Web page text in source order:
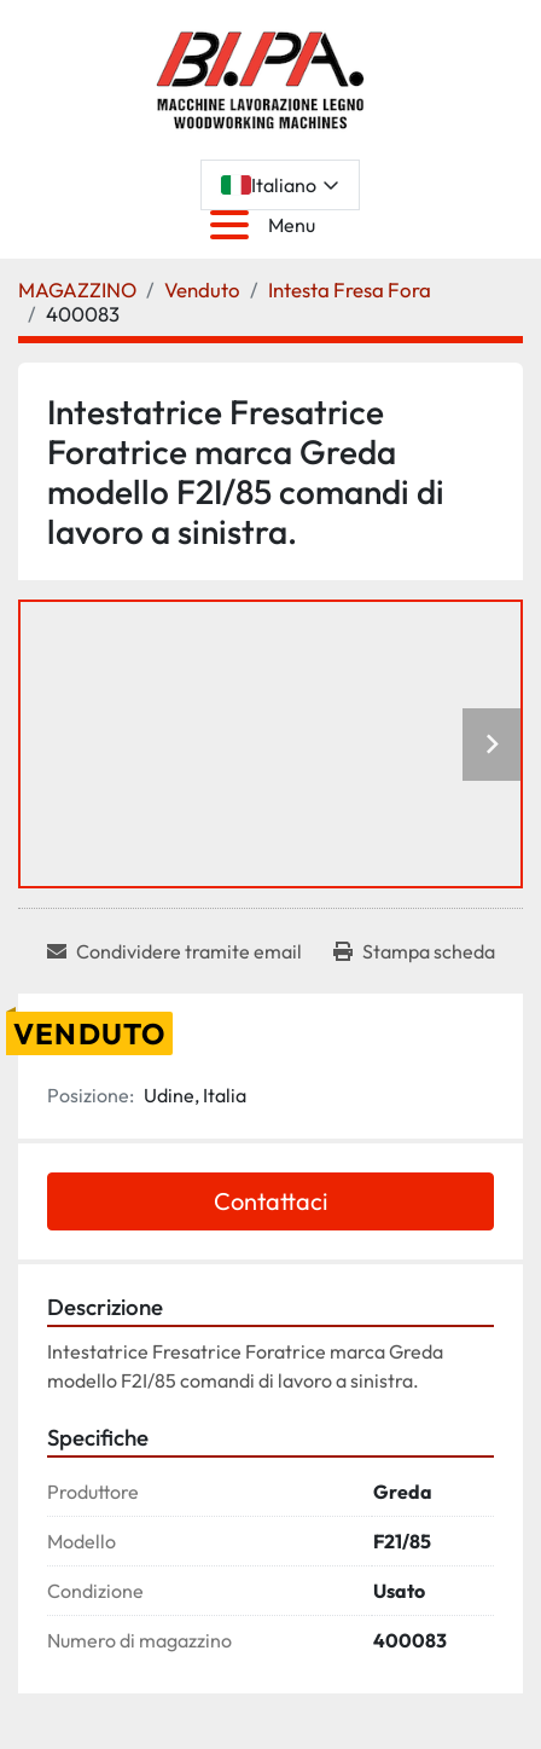
Italiano
Menu
MAGAZZINO Venduto
Intesta Fresa Fora
400083
Intestatrice Fresatrice
Foratrice marca Greda
modello F2I/85 comandi di
lavoro a sinistra.
Condividere tramite email Stampa scheda
VENDUTO
Posizione: Udine, Italia
Contattaci
Descrizione
Intestatrice Fresatrice Foratrice marca Greda
modello F2I/85 comandi di lavoro a sinistra.
Specifiche
Produttore Greda
Modello F21/85
Condizione Usato
Numero di magazzino 400083